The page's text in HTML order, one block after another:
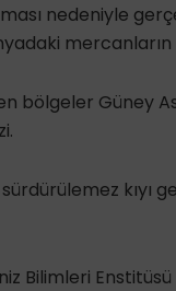
nedeniyle
mercanların
bölgeler Güney
sürdürülemez
Bilimleri